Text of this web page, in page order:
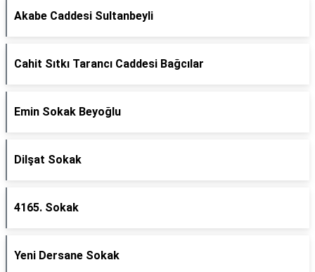
Akabe Caddesi Sultanbeyli
Cahit Sıtkı Tarancı Caddesi Bağcılar
Emin Sokak Beyoğlu
Dilşat Sokak
4165. Sokak
Yeni Dersane Sokak